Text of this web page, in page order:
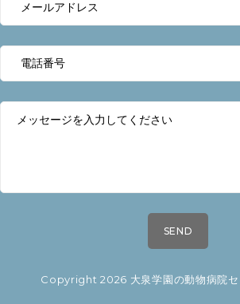
Copyright 2026 大泉学園の動物病院セ